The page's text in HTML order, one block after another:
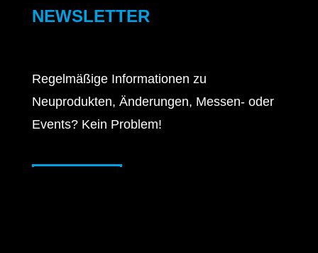
NEWSLETTER
Regelmäßige Informationen zu
Neuprodukten, Änderungen, Messen- oder
Events? Kein Problem!